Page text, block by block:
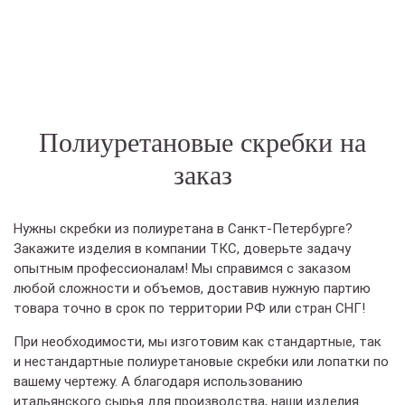
Полиуретановые скребки на
заказ
Нужны скребки из полиуретана в Санкт-Петербурге?
Закажите изделия в компании ТКС, доверьте задачу
опытным профессионалам! Мы справимся с заказом
любой сложности и объемов, доставив нужную партию
товара точно в срок по территории РФ или стран СНГ!
При необходимости, мы изготовим как стандартные, так
и нестандартные полиуретановые скребки или лопатки по
вашему чертежу. А благодаря использованию
итальянского сырья для производства, наши изделия